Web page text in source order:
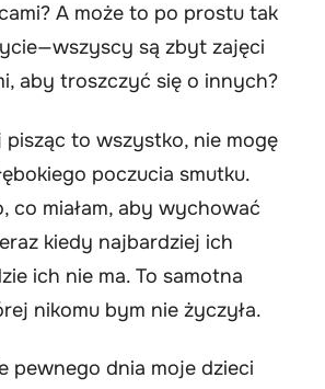
A może to po prostu tak
są zbyt zajęci
aby troszczyć się o innych?
pisząc to wszystko, nie mogę
poczucia smutku.
co miałam, aby wychować
kiedy najbardziej ich
ich nie ma. To samotna
nikomu bym nie życzyła.
pewnego dnia moje dzieci